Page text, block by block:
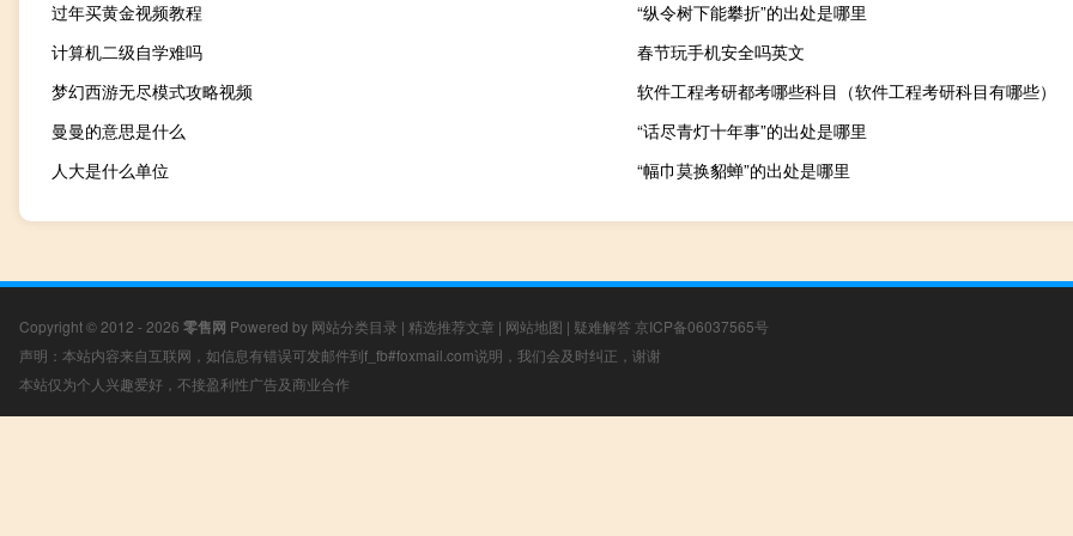
过年买黄金视频教程
“纵令树下能攀折”的出处是哪里
计算机二级自学难吗
春节玩手机安全吗英文
梦幻西游无尽模式攻略视频
软件工程考研都考哪些科目（软件工程考研科目有哪些）
曼曼的意思是什么
“话尽青灯十年事”的出处是哪里
人大是什么单位
“幅巾莫换貂蝉”的出处是哪里
Copyright © 2012 - 2026 零售网 Powered by 网站分类目录 | 精选推荐文章 | 网站地图 | 疑难解答 京ICP备06037565号
声明：本站内容来自互联网，如信息有错误可发邮件到f_fb#foxmail.com说明，我们会及时纠正，谢谢
本站仅为个人兴趣爱好，不接盈利性广告及商业合作